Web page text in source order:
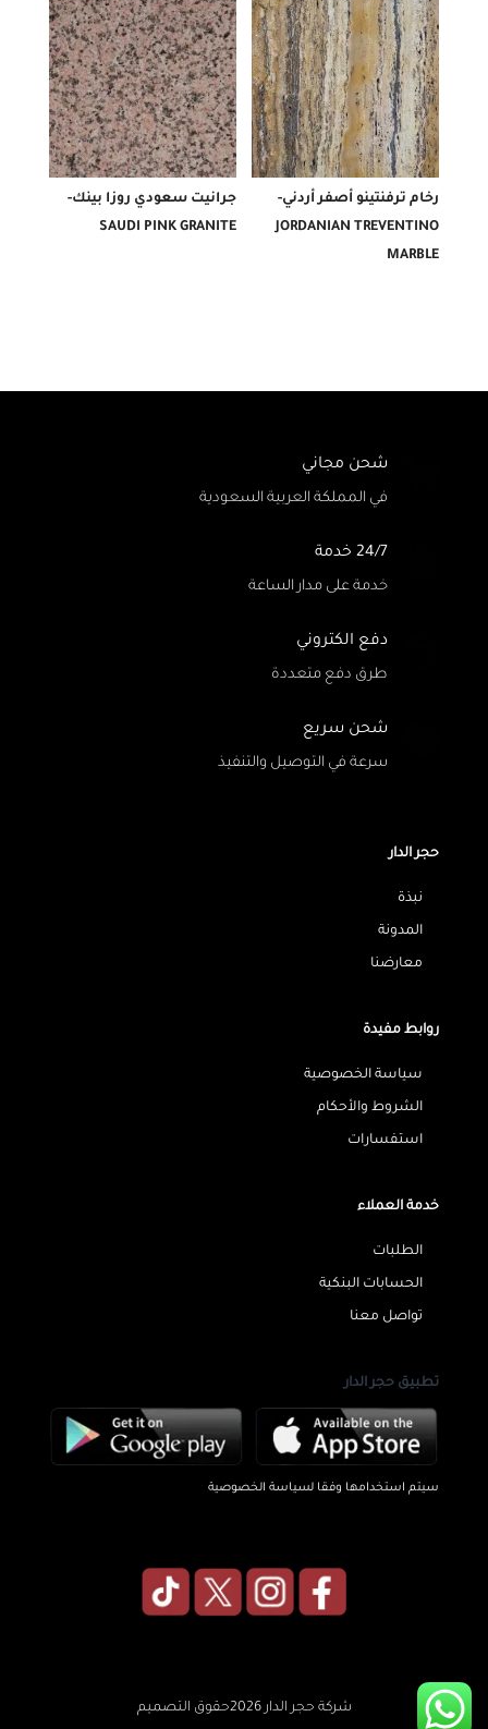
رخام ترفنتينو أصفر أردني-
JORDANIAN TREVENTINO
MARBLE
جرانيت سعودي روزا بينك-
SAUDI PINK GRANITE
شحن مجاني
في المملكة العربية السعودية
24/7 خدمة
خدمة على مدار الساعة
دفع الكتروني
طرق دفع متعددة
شحن سريع
سرعة في التوصيل والتنفيذ
حجر الدار
نبذة
المدونة
معارضنا
روابط مفيدة
سياسة الخصوصية
الشروط والأحكام
استفسارات
خدمة العملاء
الطلبات
الحسابات البنكية
تواصل معنا
تطبيق حجر الدار
سيتم استخدامها وفقا لسياسة الخصوصية
شركة حجر الدار 2026حقوق التصميم